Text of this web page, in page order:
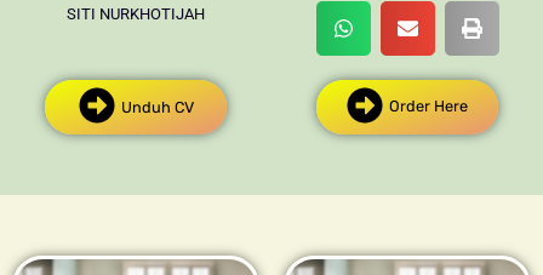
SITI NURKHOTIJAH
Unduh CV Order Here